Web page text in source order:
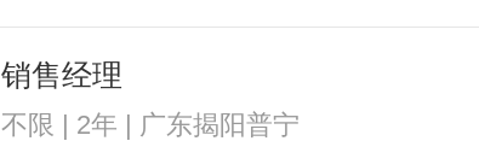
销售经理
不限 | 2年 | 广东揭阳普宁